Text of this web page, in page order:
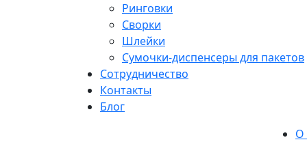
Ринговки
Сворки
Шлейки
Сумочки-диспенсеры для пакетов
Сотрудничество
Контакты
Блог
О